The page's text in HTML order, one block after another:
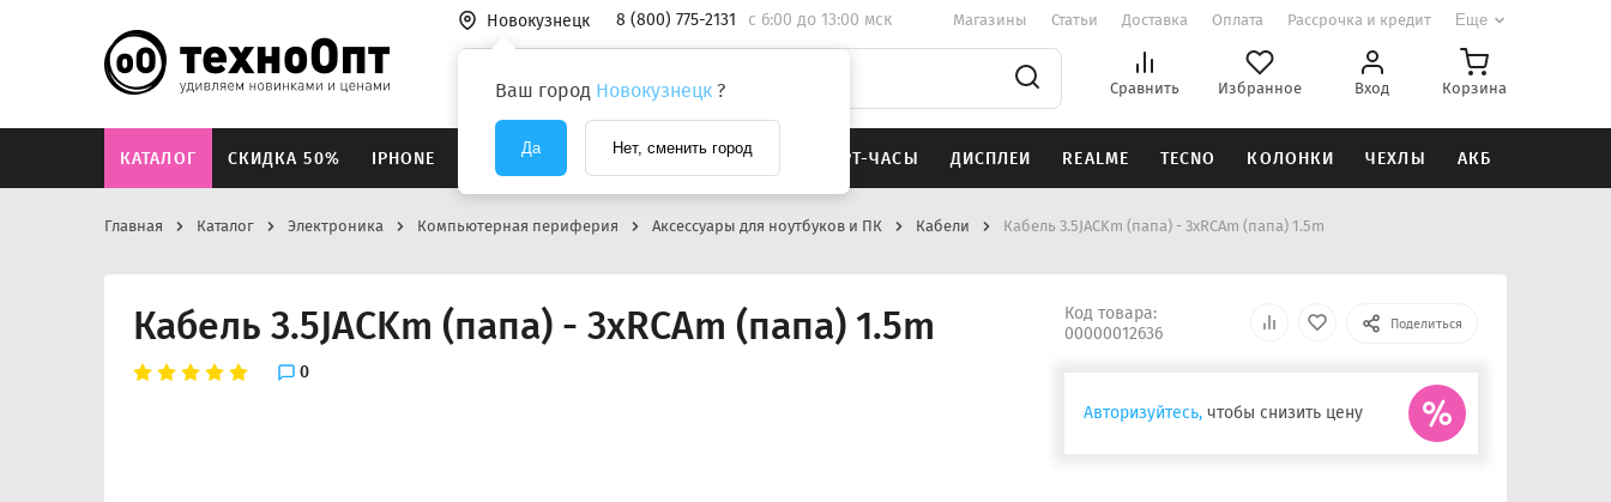
Новокузнецк
Ваш город Новокузнецк ?
Да Нет, сменить город
8 (800) 775-2131 c 6:00 до 13:00 мск Магазины Статьи Доставка Оплата Рассрочка и кредит Еще
Сравнить Избранное Вход Корзина
КАТАЛОГ СКИДКА 50% IPHONE XIAOMI SAMSUNG НАУШНИКИ СМАРТ-ЧАСЫ ДИСПЛЕИ REALME TECNO КОЛОНКИ ЧЕХЛЫ АКБ
Главная Каталог Электроника Компьютерная периферия Аксессуары для ноутбуков и ПК Кабели Кабель 3.5JACKm (папа) - 3xRCAm (папа) 1.5m
Кабель 3.5JACKm (папа) - 3xRCAm (папа) 1.5m
0
Код товара:
00000012636
Поделиться
Авторизуйтесь, чтобы снизить цену